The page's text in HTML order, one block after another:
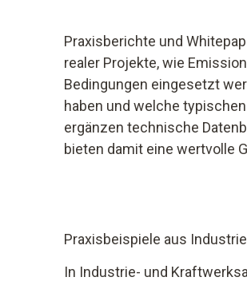
Praxisberichte und
realer Projekte, wie
Bedingungen eingesetzt
haben und welche
ergänzen technische
bieten damit eine wertvolle
Praxisbeispiele aus
In Industrie- und